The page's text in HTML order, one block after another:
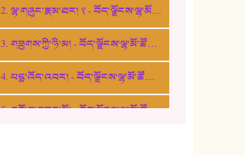
18. ང་ལ་བྱམས་པའི་ཨ་མ།
19. ཆ་རྐྱེན་མེད་པའི་སེམས།
20. བསྟན་རྒྱས་གླིང་།
2. ལྷ་གཞུང་རྣམ་ཐར། ༢ - བོད་ལྗོངས་ལྷ་མོ་ཚོགས་པ།
3. གཟུགས་ཀྱི་ཉི་མ། - བོད་ལྗོངས་ལྷ་མོ་ཚོགས་པ།
4. པདྨ་འོད་འབར། - བོད་ལྗོངས་ལྷ་མོ་ཚོགས་པ།
5. འགྲོ་བ་བཟང་མོ། - བོད་ལྗོངས་ལྷ་མོ་ཚོགས་པ།